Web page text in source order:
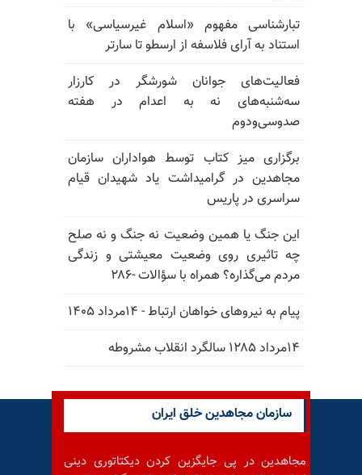
تبارشناسی مفهوم «اسلام غیرسیاسی» با
استناد به آرای فلاسفه از ارسطو تا سارتر
فعالیت‌های جوانان شورشگر در کارزار
سه‌شنبه‌های نه به اعدام در هفته
صدوسی‌و‌دوم
برگزاری میز کتاب توسط هواداران سازمان
مجاهدین در گرامیداشت یاد شهیدان قیام
سراسری در پاریس
این جنگ یا همین وضعیت نه جنگ و نه صلح
چه تاثیری روی وضعیت معیشتی و زندگی
مردم می‌گذاره؟ همراه با سؤالات -۲۸۶
پیام به نیروهای خواهان ارتباط - ۱۴مرداد ۱۴۰۵
۱۴مرداد ۱۲۸۵ سالگرد انقلاب مشروطه
سازمان مجاهدین خلق ایران
مجاهدین در پی جایگزین کردن دیکتاتوری دینی